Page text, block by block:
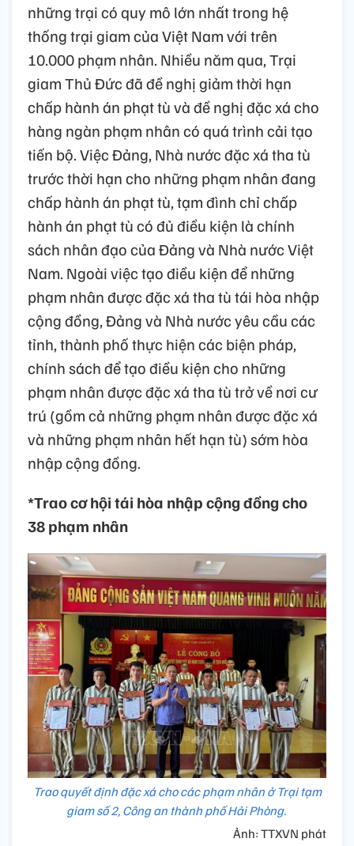
những trại có quy mô lớn nhất trong hệ
thống trại giam của Việt Nam với trên
10.000 phạm nhân. Nhiều năm qua, Trại
giam Thủ Đức đã đề nghị giảm thời hạn
chấp hành án phạt tù và đề nghị đặc xá cho
hàng ngàn phạm nhân có quá trình cải tạo
tiến bộ. Việc Đảng, Nhà nước đặc xá tha tù
trước thời hạn cho những phạm nhân đang
chấp hành án phạt tù, tạm đình chỉ chấp
hành án phạt tù có đủ điều kiện là chính
sách nhân đạo của Đảng và Nhà nước Việt
Nam. Ngoài việc tạo điều kiện để những
phạm nhân được đặc xá tha tù tái hòa nhập
cộng đồng, Đảng và Nhà nước yêu cầu các
tỉnh, thành phố thực hiện các biện pháp,
chính sách để tạo điều kiện cho những
phạm nhân được đặc xá tha tù trở về nơi cư
trú (gồm cả những phạm nhân được đặc xá
và những phạm nhân hết hạn tù) sớm hòa
nhập cộng đồng.
*Trao cơ hội tái hòa nhập cộng đồng cho
38 phạm nhân
Trao quyết định đặc xá cho các phạm nhân ở Trại tạm
giam số 2, Công an thành phố Hải Phòng.
Ảnh: TTXVN phát